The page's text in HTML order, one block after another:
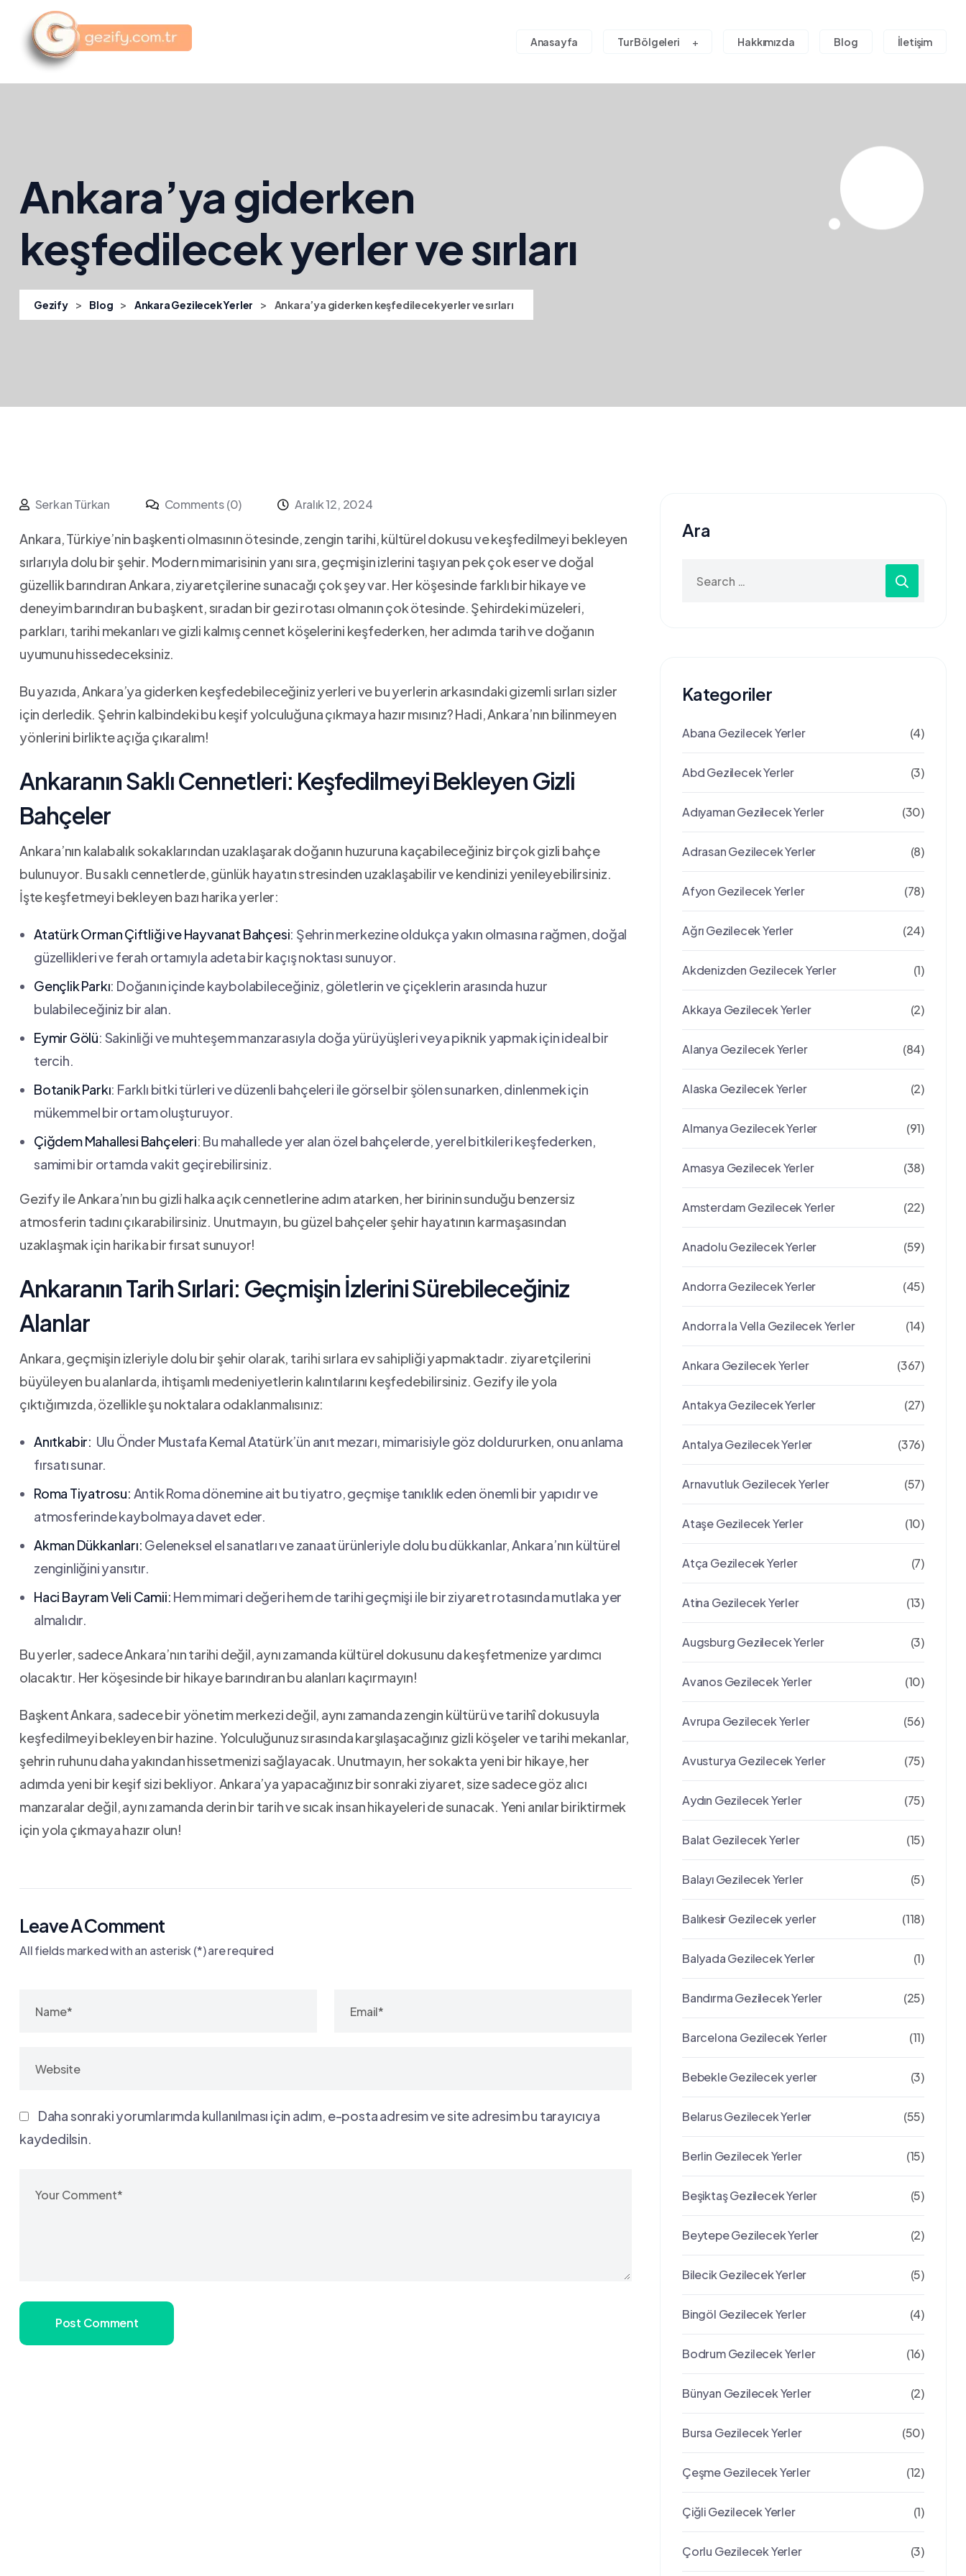
Anasayfa Tur Bölgeleri Hakkımızda Blog İletişim
Ankara’ya giderken
keşfedilecek yerler ve sırları
Gezify > Blog > Ankara Gezilecek Yerler > Ankara’ya giderken keşfedilecek yerler ve sırları
Serkan Türkan Comments (0) Aralık 12, 2024
Ankara, Türkiye’nin başkenti olmasının ötesinde, zengin tarihi, kültürel ‍dokusu ve⁣ keşfedilmeyi bekleyen
sırlarıyla dolu bir şehir. Modern mimarisinin yanı ⁤sıra, ⁢geçmişin izlerini taşıyan​ pek çok eser ve doğal‌
güzellik⁤ barındıran Ankara, ziyaretçilerine⁣ sunacağı çok şey var. Her köşesinde farklı‌ bir hikaye ⁤ve
deneyim⁢ barındıran ​bu başkent, sıradan bir gezi rotası olmanın ‌çok ötesinde. Şehirdeki müzeleri,
‌parkları, tarihi mekanları‌ ve gizli kalmış cennet köşelerini⁣ keşfederken, her adımda tarih ⁢ve doğanın
uyumunu hissedeceksiniz.
Bu yazıda, ​Ankara’ya giderken keşfedebileceğiniz yerleri ve bu yerlerin arkasındaki gizemli‌ sırları sizler
için ‌derledik. Şehrin kalbindeki bu‍ keşif yolculuğuna çıkmaya hazır mısınız? ⁢Hadi,‍ Ankara’nın⁣ bilinmeyen
yönlerini birlikte açığa çıkaralım!
Ankaranın Saklı Cennetleri: Keşfedilmeyi Bekleyen ‌Gizli
Bahçeler
Ankara’nın⁤ kalabalık sokaklarından uzaklaşarak ​doğanın huzuruna kaçabileceğiniz‍ birçok ⁢gizli bahçe
bulunuyor. Bu saklı ⁣cennetlerde, günlük hayatın stresinden​ uzaklaşabilir ‌ve kendinizi yenileyebilirsiniz.
İşte keşfetmeyi bekleyen bazı⁢ harika yerler:
Atatürk Orman⁢ Çiftliği ve Hayvanat Bahçesi:⁤ Şehrin merkezine oldukça yakın olmasına rağmen, doğal
‌güzellikleri ve ‍ferah ‌ortamıyla adeta bir ⁣kaçış noktası sunuyor.
Gençlik Parkı: Doğanın⁣ içinde kaybolabileceğiniz, göletlerin ve çiçeklerin arasında⁣ huzur
bulabileceğiniz bir alan.
Eymir‌ Gölü: Sakinliği ve ‌muhteşem manzarasıyla ‍doğa yürüyüşleri veya piknik yapmak için ideal⁣ bir
tercih.
Botanik Parkı:‍ Farklı bitki türleri​ ve düzenli bahçeleri ile‌ görsel bir şölen‍ sunarken, dinlenmek⁤ için
mükemmel bir ortam oluşturuyor.
Çiğdem Mahallesi Bahçeleri: Bu ‌mahallede yer alan‌ özel ⁤bahçelerde, yerel bitkileri keşfederken,
samimi⁤ bir ortamda vakit geçirebilirsiniz.
Gezify ile Ankara’nın bu​ gizli halka⁣ açık cennetlerine ⁤adım atarken, her birinin sunduğu ‌benzersiz
atmosferin tadını çıkarabilirsiniz. Unutmayın, bu güzel bahçeler şehir hayatının karmaşasından
uzaklaşmak için ⁣harika bir ⁢fırsat sunuyor!
Ankaranın‍ Tarih ⁤Sırlari: Geçmişin İzlerini Sürebileceğiniz
Alanlar
Ankara, geçmişin izleriyle dolu bir şehir olarak, tarihi sırlara ‍ev‌ sahipliği yapmaktadır. ziyaretçilerini
büyüleyen ⁤bu alanlarda, ihtişamlı⁣ medeniyetlerin ​kalıntılarını keşfedebilirsiniz. Gezify ile yola
çıktığımızda, özellikle şu noktalara odaklanmalısınız:
Anıtkabir: ‌ Ulu Önder Mustafa Kemal Atatürk’ün anıt mezarı, mimarisiyle göz⁣ doldururken, onu anlama
fırsatı sunar.
Roma⁣ Tiyatrosu: Antik Roma dönemine‍ ait bu tiyatro, geçmişe tanıklık eden önemli bir yapıdır ve‍
atmosferinde kaybolmaya davet eder.
Akman ⁣Dükkanları: Geleneksel el sanatları ⁣ve zanaat ürünleriyle dolu bu dükkanlar, Ankara’nın kültürel
‌zenginliğini yansıtır.
Haci Bayram Veli Camii: Hem⁤ mimari değeri hem ⁤de tarihi geçmişi ‍ile bir ‌ziyaret⁣ rotasında mutlaka yer
almalıdır.
Bu yerler, sadece Ankara’nın tarihi değil, aynı zamanda kültürel⁣ dokusunu da keşfetmenize yardımcı
⁣olacaktır. Her köşesinde bir hikaye barındıran bu alanları kaçırmayın!
Başkent Ankara, sadece bir yönetim merkezi değil, ⁣aynı zamanda zengin kültürü ve⁤ tarihî dokusuyla
keşfedilmeyi bekleyen⁢ bir⁢ hazine. Yolculuğunuz sırasında karşılaşacağınız gizli köşeler ve tarihi ​mekanlar,
şehrin‍ ruhunu daha ⁤yakından hissetmenizi sağlayacak. Unutmayın, her sokakta yeni bir​ hikaye, ‌her
adımda yeni bir keşif sizi bekliyor. Ankara’ya yapacağınız bir sonraki ziyaret, ⁢size sadece göz alıcı
⁤manzaralar değil, aynı zamanda derin bir tarih ve sıcak insan hikayeleri de sunacak. Yeni anılar biriktirmek
⁤için yola çıkmaya‍ hazır ​olun!
Leave A Comment
All fields marked with an asterisk (*) are required
Daha sonraki yorumlarımda kullanılması için adım, e-posta adresim ve site adresim bu tarayıcıya
kaydedilsin.
Post Comment
Ara
for:
Kategoriler
Abana Gezilecek Yerler (4)
Abd Gezilecek Yerler (3)
Adıyaman Gezilecek Yerler (30)
Adrasan Gezilecek Yerler (8)
Afyon Gezilecek Yerler (78)
Ağrı Gezilecek Yerler (24)
Akdenizden Gezilecek Yerler (1)
Akkaya Gezilecek Yerler (2)
Alanya Gezilecek Yerler (84)
Alaska Gezilecek Yerler (2)
Almanya Gezilecek Yerler (91)
Amasya Gezilecek Yerler (38)
Amsterdam Gezilecek Yerler (22)
Anadolu Gezilecek Yerler (59)
Andorra Gezilecek Yerler (45)
Andorra la Vella Gezilecek Yerler (14)
Ankara Gezilecek Yerler (367)
Antakya Gezilecek Yerler (27)
Antalya Gezilecek Yerler (376)
Arnavutluk Gezilecek Yerler (57)
Ataşe Gezilecek Yerler (10)
Atça Gezilecek Yerler (7)
Atina Gezilecek Yerler (13)
Augsburg Gezilecek Yerler (3)
Avanos Gezilecek Yerler (10)
Avrupa Gezilecek Yerler (56)
Avusturya Gezilecek Yerler (75)
Aydın Gezilecek Yerler (75)
Balat Gezilecek Yerler (15)
Balayı Gezilecek Yerler (5)
Balıkesir Gezilecek yerler (118)
Balyada Gezilecek Yerler (1)
Bandırma Gezilecek Yerler (25)
Barcelona Gezilecek Yerler (11)
Bebekle Gezilecek yerler (3)
Belarus Gezilecek Yerler (55)
Berlin Gezilecek Yerler (15)
Beşiktaş Gezilecek Yerler (5)
Beytepe Gezilecek Yerler (2)
Bilecik Gezilecek Yerler (5)
Bingöl Gezilecek Yerler (4)
Bodrum Gezilecek Yerler (16)
Bünyan Gezilecek Yerler (2)
Bursa Gezilecek Yerler (50)
Çeşme Gezilecek Yerler (12)
Çiğli Gezilecek Yerler (1)
Çorlu Gezilecek Yerler (3)